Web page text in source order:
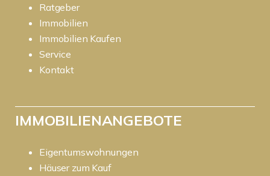
Ratgeber
Immobilien
Immobilien Kaufen
Service
Kontakt
IMMOBILIENANGEBOTE
Eigentumswohnungen
Häuser zum Kauf